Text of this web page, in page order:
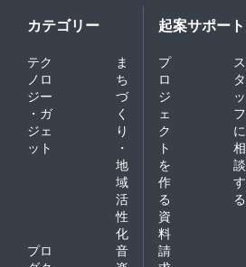
カテゴリー
テク
ノロ
ジー
・ガ
ジェ
ット
ま
ち
づ
く
り
・
地
域
活
性
化
プロ
音
起案サポート
プ
ロ
ジ
ェ
ク
ト
を
作
る
ス
タ
ッ
フ
に
相
談
す
る
資
料
請